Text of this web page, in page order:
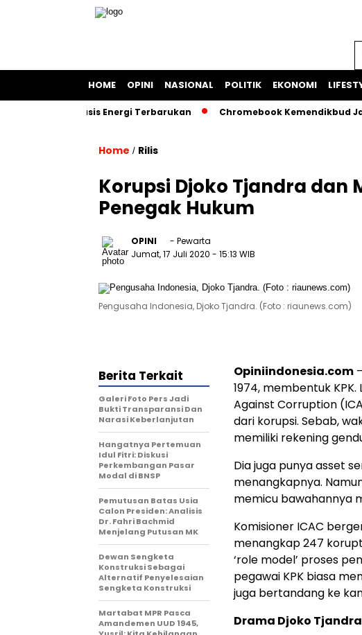
HOME OPINI NASIONAL POLITIK EKONOMI
Berbasis Energi Terbarukan Chromebook Kemendikbud Jadi
Home / Rilis
Korupsi Djoko Tjandra dan
Penegak Hukum
OPINI
- Pewarta
Jumat, 17 Juli 2020 - 15:13 WIB
Pengusaha Indonesia, Djoko Tjandra. (Foto : riaunews.com)
Opiniindonesia.com
1974, membentuk
Against Corruption
dari korupsi. Sebab,
memiliki rekening
Dia juga punya asset
menangkapnya.
memicu bawahannya
Komisioner ICAC
menangkap 247
‘role model’ proses
pegawai KPK biasa
juga bertandang ke
Drama Djoko Tjandra
Berita Terkait
Galeri Foto Pers Jadi
Bukti Transparansi Dan
Narasi Keberlanjutan
Hangatnya Pertemuan
Idul Fitri: Diskusi
Perkembangan Pasar
Modal di BNSP
Pemutusan Batas Usia
Calon Presiden: Analisis
Dr. Fahri Bachmid
Menjelang Putusan MK
Dewan Sengketa
Konstruksi Sebagai
Alternatif Penyelesaian
Sengketa Konstruksi
Martabat MPR Pasca
Amandemen UUD 1945,